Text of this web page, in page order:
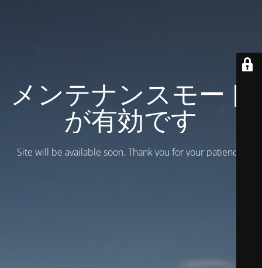
メンテナンスモード
が有効です
Site will be available soon. Thank you for your patience!